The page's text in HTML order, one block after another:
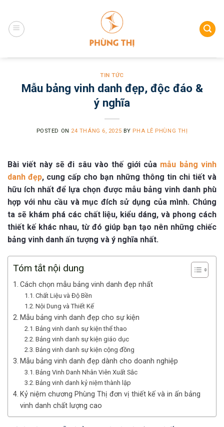
content
TIN TỨC
Mẫu bảng vinh danh đẹp, độc đáo &
ý nghĩa
POSTED ON 24 THÁNG 6, 2025 BY PHA LÊ PHÙNG THỊ
Bài viết này sẽ đi sâu vào thế giới của mẫu bảng vinh
danh đẹp, cung cấp cho bạn những thông tin chi tiết và
hữu ích nhất để lựa chọn được mẫu bảng vinh danh phù
hợp với nhu cầu và mục đích sử dụng của mình. Chúng
ta sẽ khám phá các chất liệu, kiểu dáng, và phong cách
thiết kế khác nhau, từ đó giúp bạn tạo nên những chiếc
bảng vinh danh ấn tượng và ý nghĩa nhất.
Tóm tắt nội dung
Cách chọn mẫu bảng vinh danh đẹp nhất
Chất Liệu và Độ Bền
Nội Dung và Thiết Kế
Mẫu bảng vinh danh đẹp cho sự kiện
Bảng vinh danh sự kiện thể thao
Bảng vinh danh sự kiện giáo dục
Bảng vinh danh sự kiện cộng đồng
Mẫu bảng vinh danh đẹp dành cho doanh nghiệp
Bảng Vinh Danh Nhân Viên Xuất Sắc
Bảng vinh danh kỷ niệm thành lập
Kỷ niệm chương Phùng Thị đơn vị thiết kế và in ấn bảng
vinh danh chất lượng cao